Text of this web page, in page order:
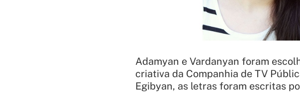
Adamyan e Vardanyan foram
criativa da Companhia de TV
Egibyan, as letras foram escritas